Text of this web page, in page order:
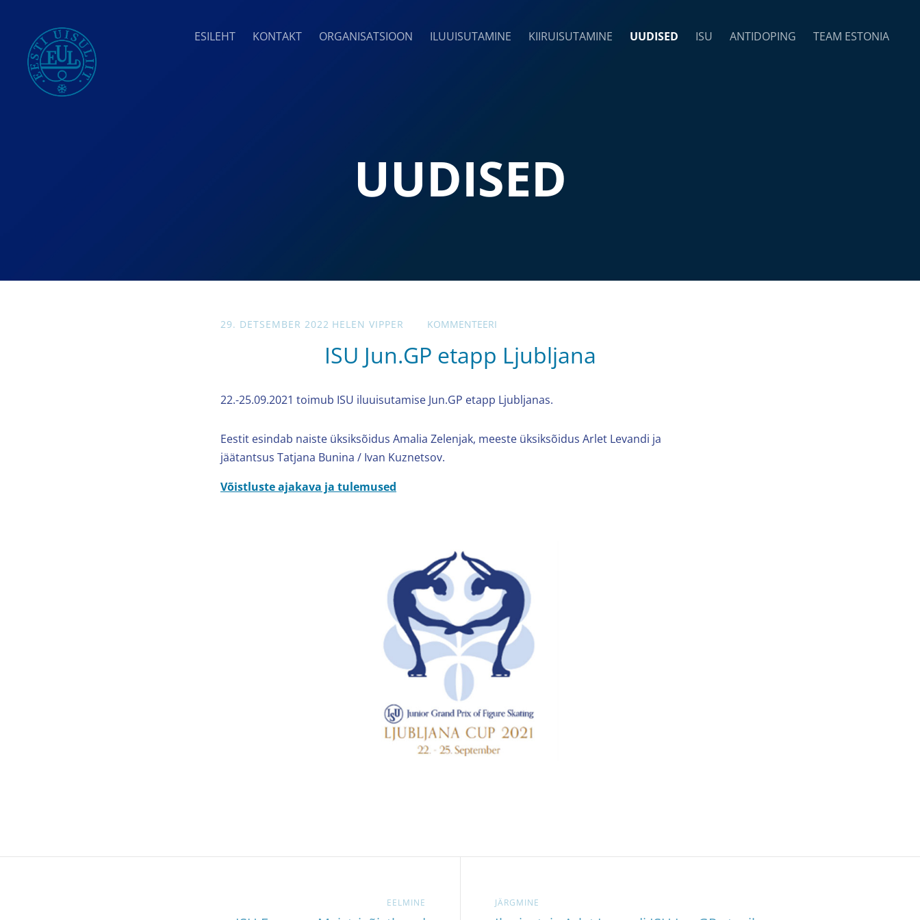
ESILEHT KONTAKT ORGANISATSIOON ILUUISUTAMINE KIIRUISUTAMINE UUDISED ISU ANTIDOPING TEAM ESTONIA
UUDISED
29. DETSEMBER 2022 HELEN VIPPER KOMMENTEERI
ISU Jun.GP etapp Ljubljana
22.-25.09.2021 toimub ISU iluuisutamise Jun.GP etapp Ljubljanas.
Eestit esindab naiste üksiksõidus Amalia Zelenjak, meeste üksiksõidus Arlet Levandi ja
jäätantsus Tatjana Bunina / Ivan Kuznetsov.
Võistluste ajakava ja tulemused
EELMINE JÄRGMINE